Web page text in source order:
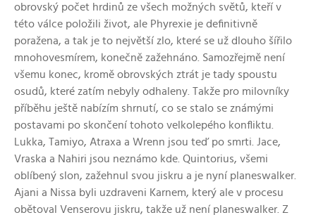
obrovský počet hrdinů ze všech možných světů, kteří v
této válce položili život, ale Phyrexie je definitivně
poražena, a tak je to největší zlo, které se už dlouho šířilo
mnohovesmírem, konečně zažehnáno. Samozřejmě není
všemu konec, kromě obrovských ztrát je tady spoustu
osudů, které zatím nebyly odhaleny. Takže pro milovníky
příběhu ještě nabízím shrnutí, co se stalo se známými
postavami po skončení tohoto velkolepého konfliktu.
Lukka, Tamiyo, Atraxa a Wrenn jsou teď po smrti. Jace,
Vraska a Nahiri jsou neznámo kde. Quintorius, všemi
oblíbený slon, zažehnul svou jiskru a je nyní planeswalker.
Ajani a Nissa byli uzdraveni Karnem, který ale v procesu
obětoval Venserovu jiskru, takže už není planeswalker. Z